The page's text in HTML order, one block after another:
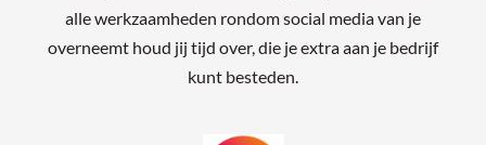
alle werkzaamheden rondom social media van je
overneemt houd jij tijd over, die je extra aan je bedrijf
kunt besteden.